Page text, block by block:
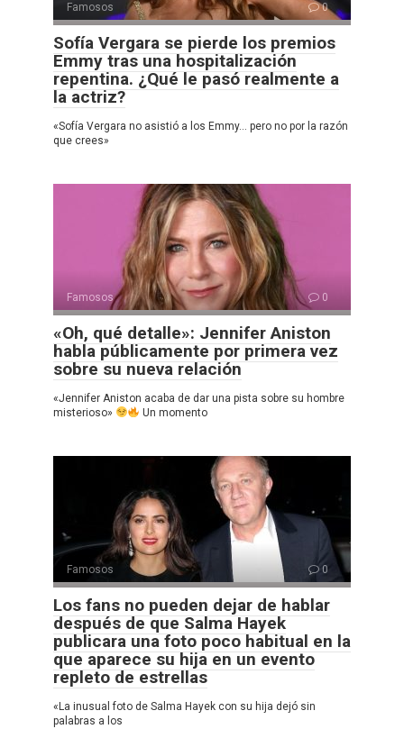
Famosos 0
Sofía Vergara se pierde los premios
Emmy tras una hospitalización
repentina. ¿Qué le pasó realmente a
la actriz?
«Sofía Vergara no asistió a los Emmy… pero no por la razón
que crees»
Famosos 0
«Oh, qué detalle»: Jennifer Aniston
habla públicamente por primera vez
sobre su nueva relación
«Jennifer Aniston acaba de dar una pista sobre su hombre
misterioso»
Un momento
Famosos 0
Los fans no pueden dejar de hablar
después de que Salma Hayek
publicara una foto poco habitual en la
que aparece su hija en un evento
repleto de estrellas
«La inusual foto de Salma Hayek con su hija dejó sin
palabras a los